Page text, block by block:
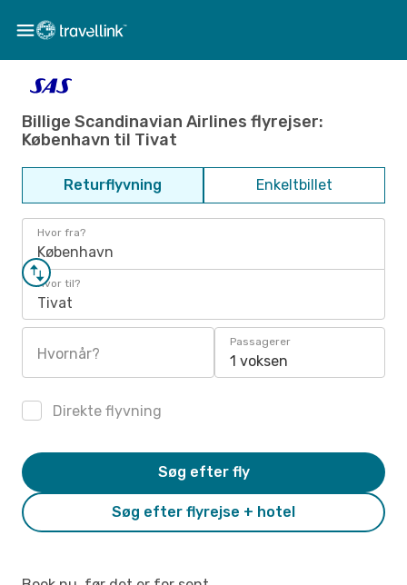
Billige Scandinavian Airlines flyrejser:
København til Tivat
Returflyvning Enkeltbillet
Hvor fra?
København
Hvor til?
Tivat
Hvornår?
Passagerer
1 voksen
Direkte flyvning
Søg efter flyrejse + hotel
Søg efter fly